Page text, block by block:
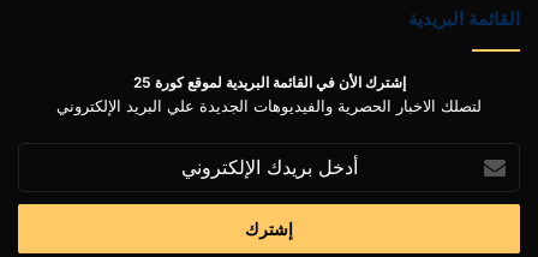
القائمة البريدية
إشترك الأن في القائمة البريدية لموقع كورة 25
لتصلك الاخبار الحصرية والفيديوهات الجديدة علي البريد الإلكتروني
بريدك
الإلكتروني